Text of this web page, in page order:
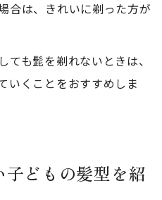
合は、きれいに剃った方が
も髭を剃れないときは、
いくことをおすすめしま
どもの髪型を紹